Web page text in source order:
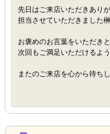
先日はご来店いただきあり
担当させていただきました榊
お褒めのお言葉をいただき
次回もご満足いただけるよ
またのご来店を心から待ち